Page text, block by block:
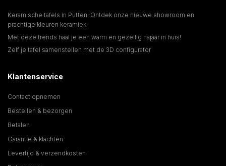
Keramische tafels in Putten: Ontdek onze nieuwe showroom en
prachtige kleuren keramiek
Met deze trends haal je een warm en gezellig najaar in huis!
Zelf je tafel samenstellen met de 3D configurator
Klantenservice
Contact opnemen
Bestellen & bezorgen
Betalen
Garantie & klachten
Levertijd & verzendkosten